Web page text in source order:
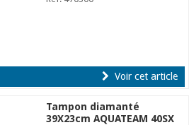
Voir cet article
Tampon diamanté
39X23cm AQUATEAM 40SX